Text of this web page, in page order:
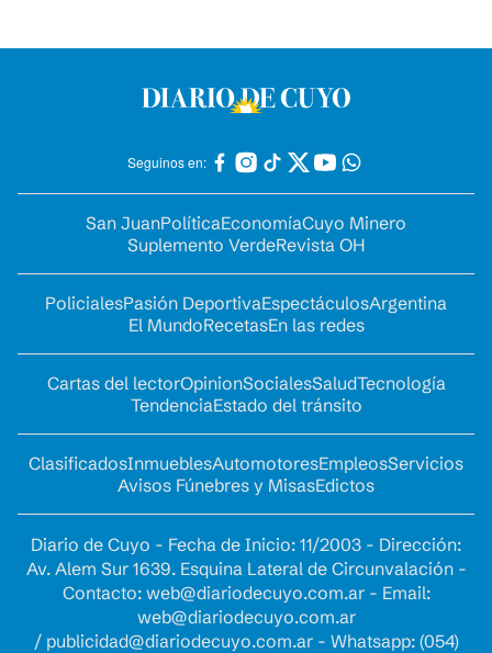
Seguinos en:
San JuanPolíticaEconomíaCuyo Minero
Suplemento VerdeRevista OH
PolicialesPasión DeportivaEspectáculosArgentina
El MundoRecetasEn las redes
Cartas del lectorOpinionSocialesSaludTecnología
TendenciaEstado del tránsito
ClasificadosInmueblesAutomotoresEmpleosServicios
Avisos Fúnebres y MisasEdictos
Diario de Cuyo - Fecha de Inicio: 11/2003 - Dirección:
Av. Alem Sur 1639. Esquina Lateral de Circunvalación -
Contacto: web@diariodecuyo.com.ar- Email:
web@diariodecuyo.com.ar
/ publicidad@diariodecuyo.com.ar- Whatsapp: (054)